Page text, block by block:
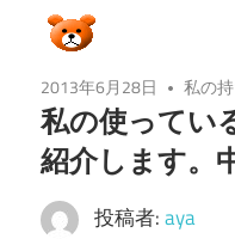
ッ
し
癒
し
の
空
間
2013年6月28日 私の
私の使ってい
紹介します。
投稿者:aya